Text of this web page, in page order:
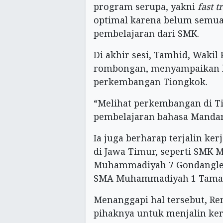
program serupa, yakni fast
optimal karena belum
pembelajaran dari SMK.
Di akhir sesi, Tamhid, Wakil
rombongan, menyampaikan
perkembangan Tiongkok.
“Melihat perkembangan di
pembelajaran bahasa
Ia juga berharap terjalin
di Jawa Timur, seperti SMK
Muhammadiyah 7
SMA Muhammadiyah 1
Menanggapi hal tersebut,
pihaknya untuk menjalin